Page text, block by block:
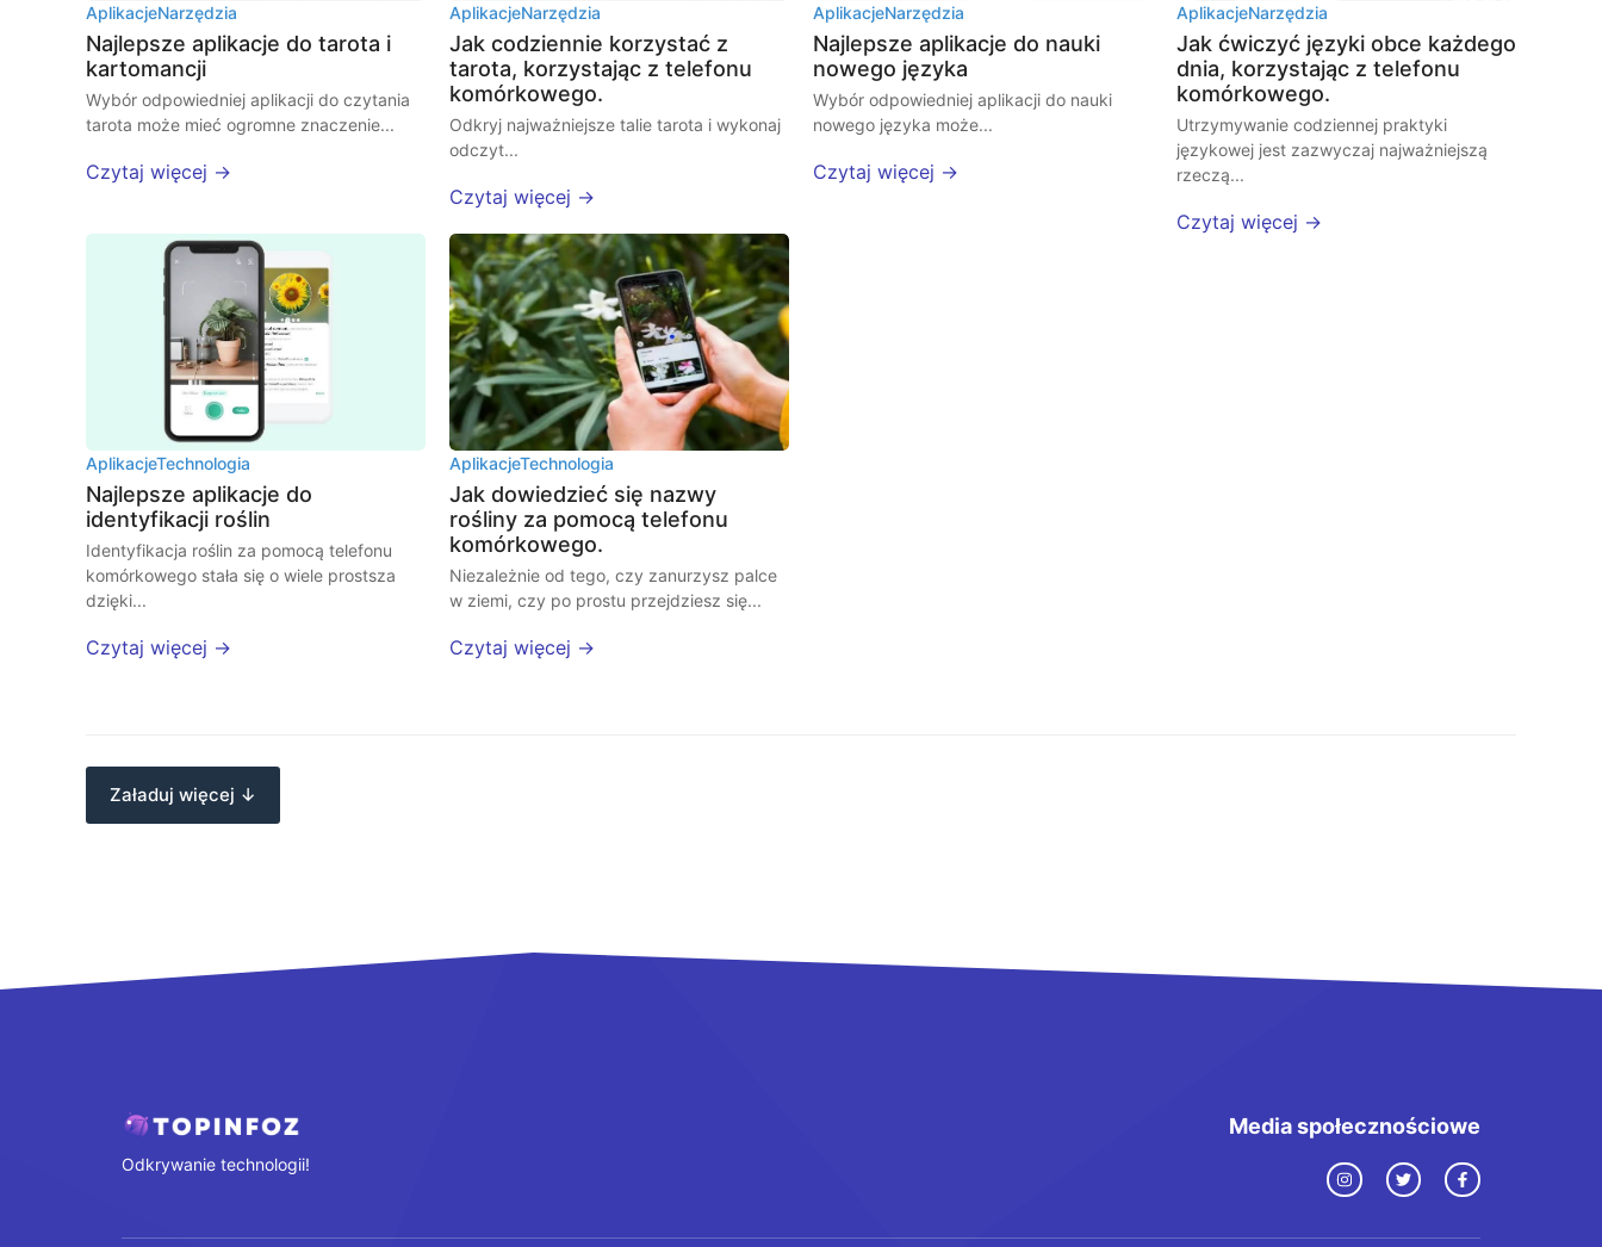
AplikacjeNarzędzia
Najlepsze aplikacje do tarota i
kartomancji
Wybór odpowiedniej aplikacji do czytania
tarota może mieć ogromne znaczenie...
Czytaj więcej →
AplikacjeNarzędzia
Jak codziennie korzystać z
tarota, korzystając z telefonu
komórkowego.
Odkryj najważniejsze talie tarota i wykonaj
odczyt...
Czytaj więcej →
AplikacjeNarzędzia
Najlepsze aplikacje do nauki
nowego języka
Wybór odpowiedniej aplikacji do nauki
nowego języka może...
Czytaj więcej →
AplikacjeNarzędzia
Jak ćwiczyć języki obce każdego
dnia, korzystając z telefonu
komórkowego.
Utrzymywanie codziennej praktyki
językowej jest zazwyczaj najważniejszą
rzeczą...
Czytaj więcej →
AplikacjeTechnologia
Najlepsze aplikacje do
identyfikacji roślin
Identyfikacja roślin za pomocą telefonu
komórkowego stała się o wiele prostsza
dzięki...
Czytaj więcej →
AplikacjeTechnologia
Jak dowiedzieć się nazwy
rośliny za pomocą telefonu
komórkowego.
Niezależnie od tego, czy zanurzysz palce
w ziemi, czy po prostu przejdziesz się...
Czytaj więcej →
Załaduj więcej ↓
Odkrywanie technologii!
Media społecznościowe